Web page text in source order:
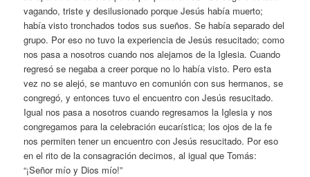
vagando, triste y desilusionado porque Jesús había muerto;
había visto tronchados todos sus sueños. Se había separado del
grupo. Por eso no tuvo la experiencia de Jesús resucitado; como
nos pasa a nosotros cuando nos alejamos de la Iglesia. Cuando
regresó se negaba a creer porque no lo había visto. Pero esta
vez no se alejó, se mantuvo en comunión con sus hermanos, se
congregó, y entonces tuvo el encuentro con Jesús resucitado.
Igual nos pasa a nosotros cuando regresamos la Iglesia y nos
congregamos para la celebración eucarística; los ojos de la fe
nos permiten tener un encuentro con Jesús resucitado. Por eso
en el rito de la consagración decimos, al igual que Tomás:
“¡Señor mío y Dios mío!”